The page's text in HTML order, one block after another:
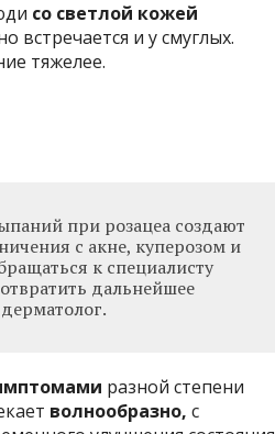
со светлой кожей
встречается и у смуглых.
тяжелее.
при розацеа создают
с акне, куперозом и
к специалисту
дальнейшее
разной степени
волнообразно, с